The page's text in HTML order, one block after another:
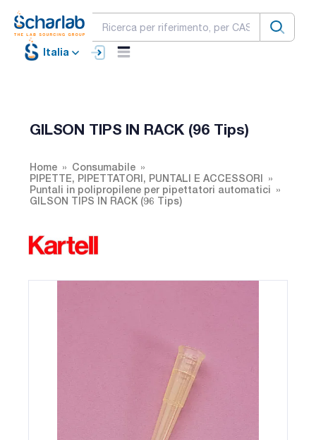
Italia
GILSON TIPS IN RACK (96 Tips)
Home
Consumabile
PIPETTE, PIPETTATORI, PUNTALI E ACCESSORI
Puntali in polipropilene per pipettatori automatici
GILSON TIPS IN RACK (96 Tips)